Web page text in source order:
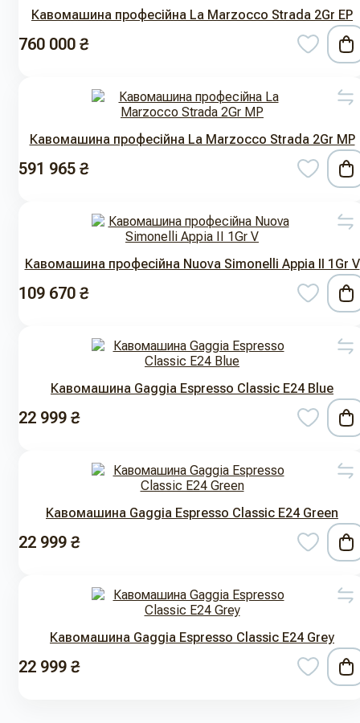
Кавомашина професійна La Marzocco Strada 2Gr EP
760 000 ₴
Кавомашина професійна La Marzocco Strada 2Gr MP
591 965 ₴
Кавомашина професійна Nuova Simonelli Appia II 1Gr V
109 670 ₴
Кавомашина Gaggia Espresso Classic E24 Blue
22 999 ₴
Кавомашина Gaggia Espresso Classic E24 Green
22 999 ₴
Кавомашина Gaggia Espresso Classic E24 Grey
22 999 ₴